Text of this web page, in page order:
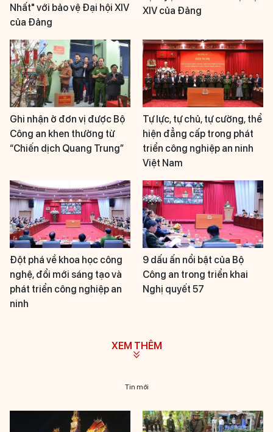
Nhất" với bảo vệ Đại hội XIV
của Đảng
XIV của Đảng
Ghi nhận ở đơn vị được Bộ
Công an khen thưởng từ
“Chiến dịch Quang Trung”
Tự lực, tự chủ, tự cường, thể
hiện đẳng cấp trong phát
triển công nghiệp an ninh
Việt Nam
Đột phá về khoa học công
nghệ, đổi mới sáng tạo và
phát triển công nghiệp an
ninh
9 dấu ấn nổi bật của Bộ
Công an trong triển khai
Nghị quyết 57
XEM THÊM
Tin mới